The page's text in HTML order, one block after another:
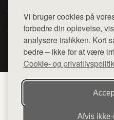
Vi bruger cookies på
forbedre din oplevelse,
analysere trafikken. Kort
bedre – ikke for at være
Cookie- og
Afvis
diverse webshops. Der sælges
henviser til de shops, som
varerne på lager.
© 2026 copenhagenartrun.dk.